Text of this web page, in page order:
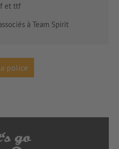
et ttf
à Team Spirit
police